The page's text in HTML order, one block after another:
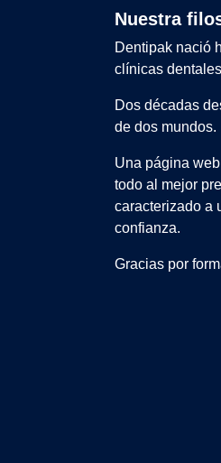
Nuestra
Dentipak nació
clínicas
Dos décadas
de dos mundos.
Una página
todo al mejor
caracterizado a
confianza.
Gracias por